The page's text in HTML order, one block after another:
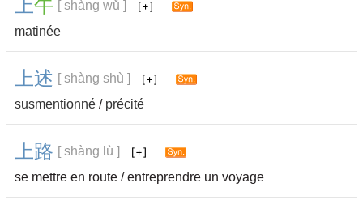
上午 [ shàng wǔ ]
matinée
上述 [ shàng shù ]
susmentionné / précité
上路 [ shàng lù ]
se mettre en route / entreprendre un voyage